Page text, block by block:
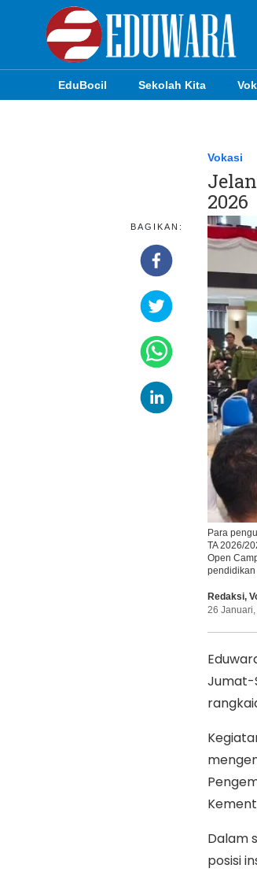
EduBocil Sekolah Kita
Vokasi
2026
BAGIKAN:
Para
TA 2026/
Open
pendidikan
Redaksi,
26
Jumat-
Dalam
posisi